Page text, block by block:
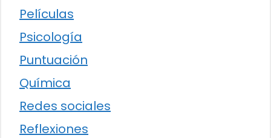
Películas
Psicología
Puntuación
Química
Redes sociales
Reflexiones